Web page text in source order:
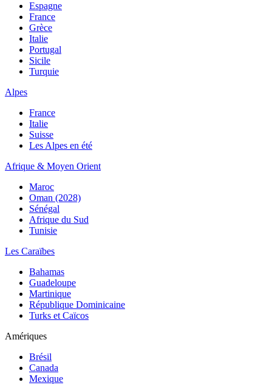
Espagne
France
Grèce
Italie
Portugal
Sicile
Turquie
Alpes
France
Italie
Suisse
Les Alpes en été
Afrique & Moyen Orient
Maroc
Oman (2028)
Sénégal
Afrique du Sud
Tunisie
Les Caraïbes
Bahamas
Guadeloupe
Martinique
République Dominicaine
Turks et Caïcos
Amériques
Brésil
Canada
Mexique